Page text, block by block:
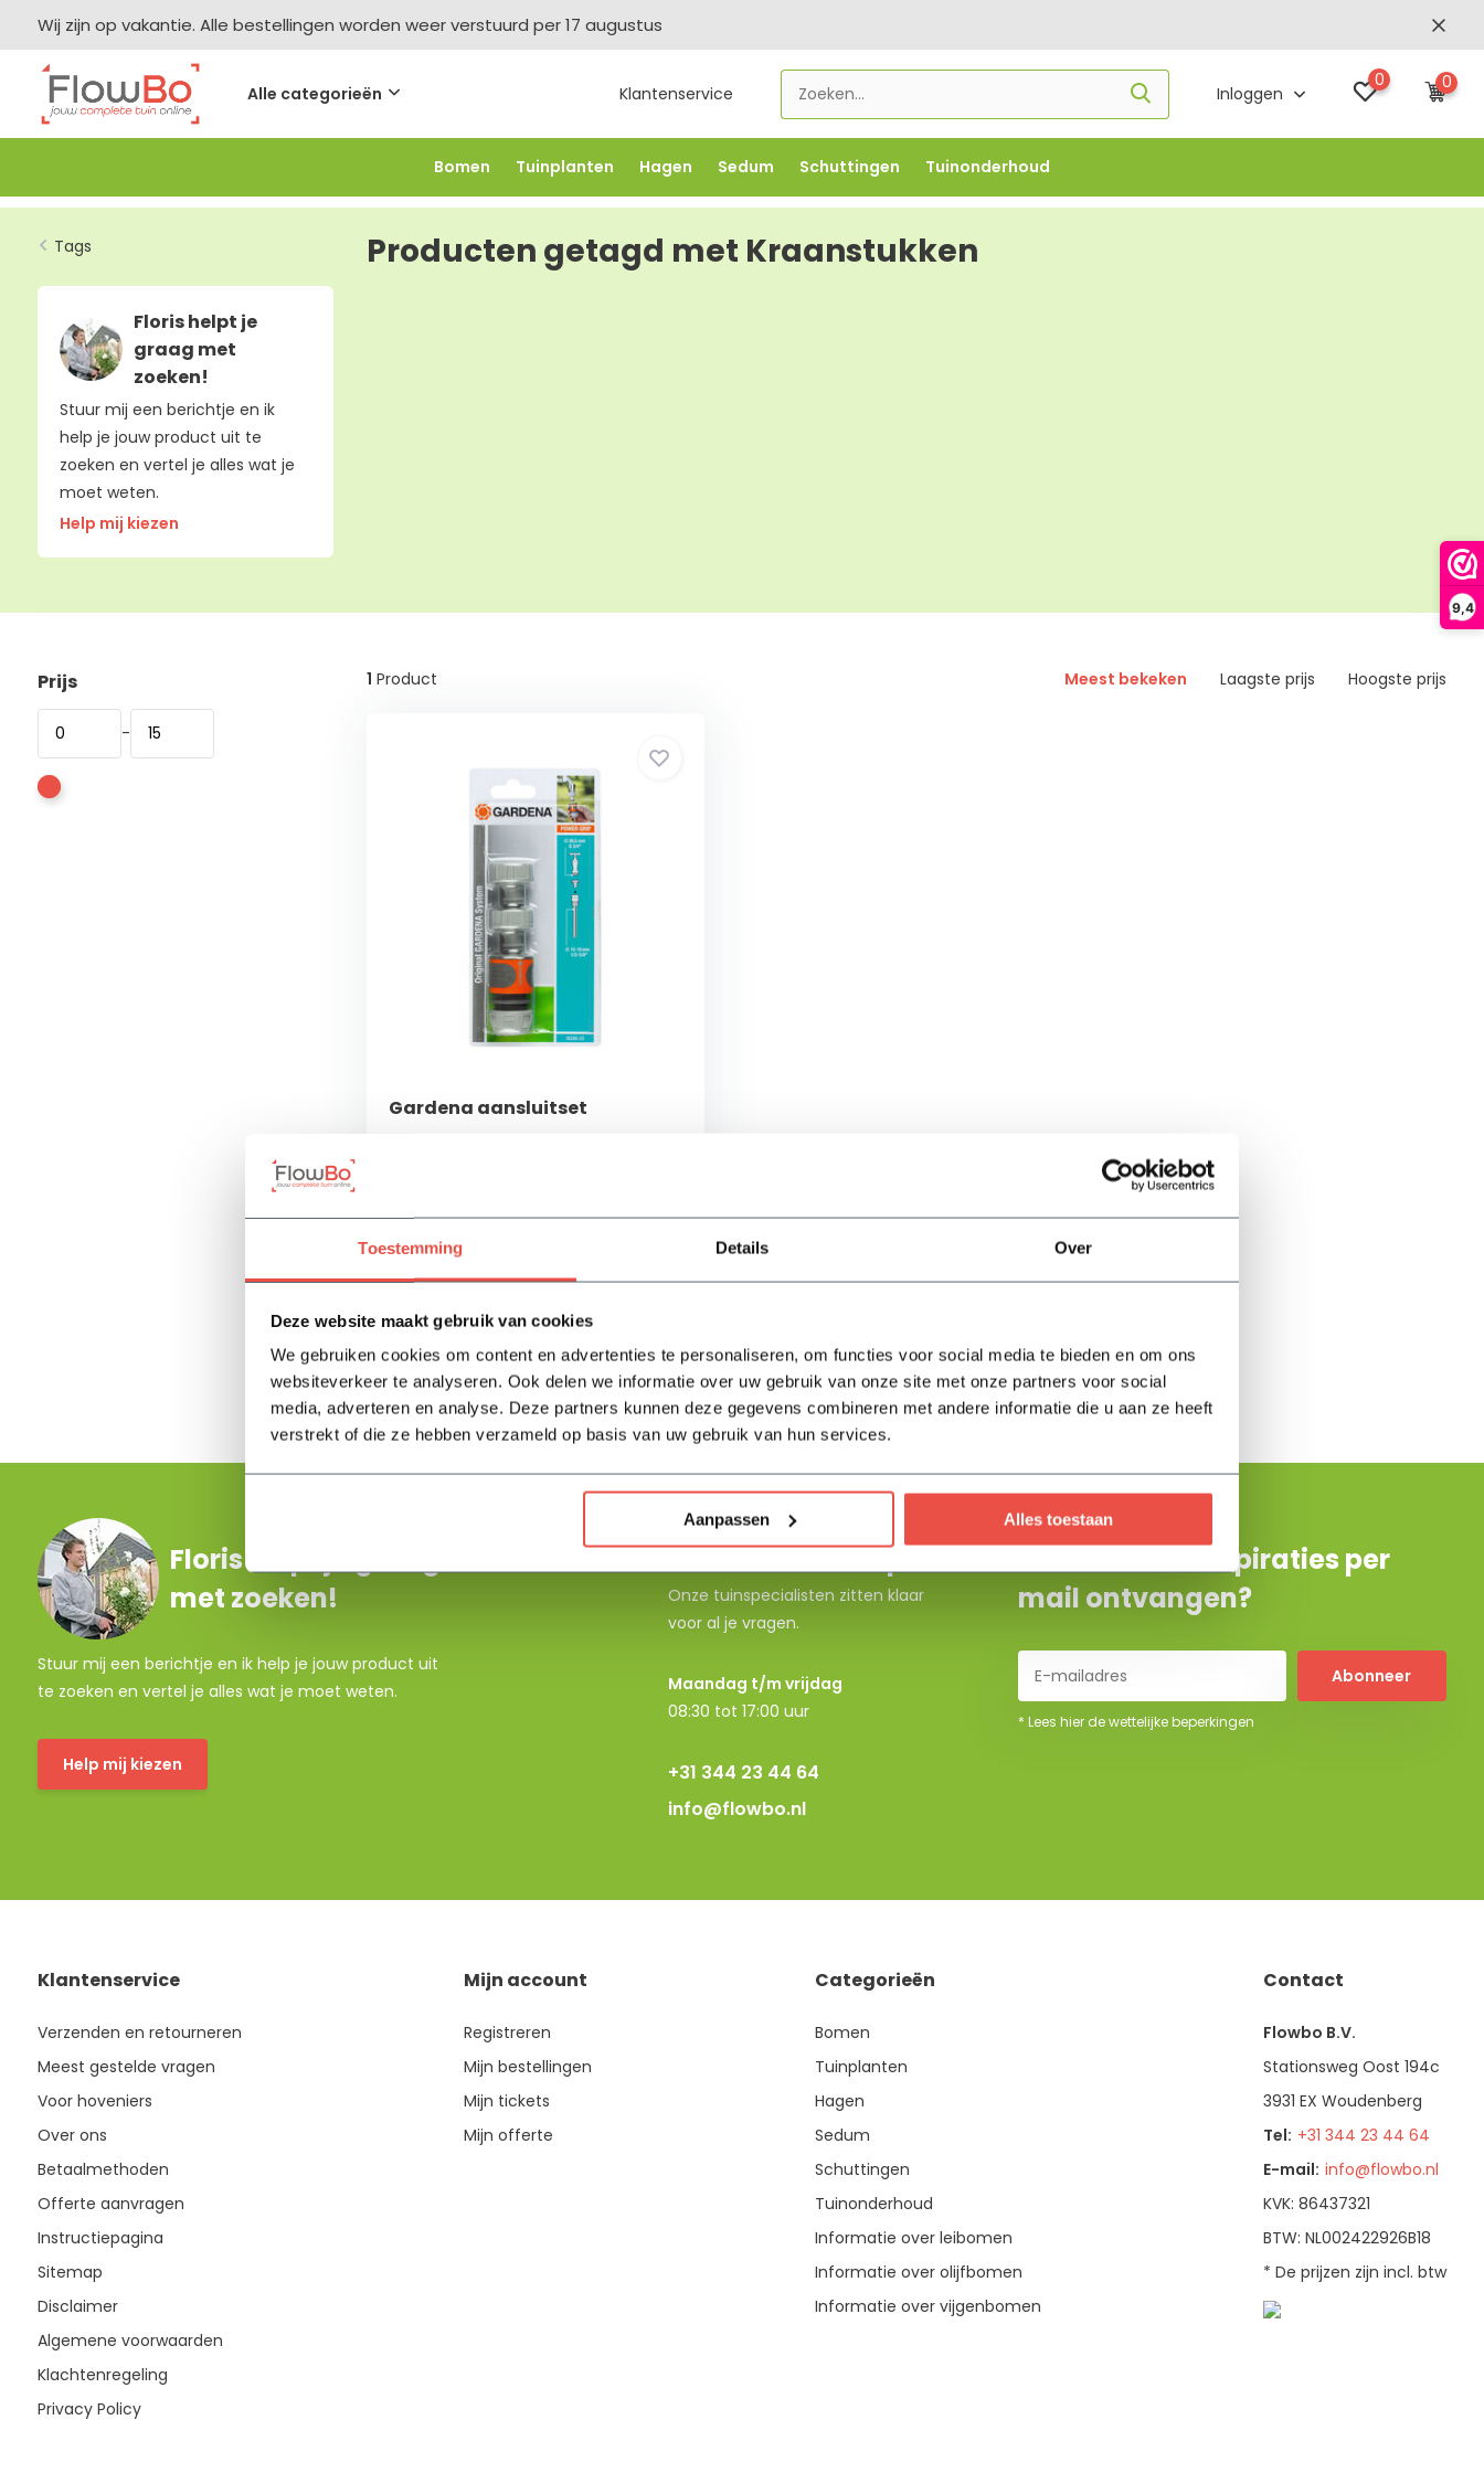
Toestemming Details Over
Deze website maakt gebruik van cookies
We gebruiken cookies om content en advertenties te personaliseren, om functies voor social media te bieden en om ons
websiteverkeer te analyseren. Ook delen we informatie over uw gebruik van onze site met onze partners voor social
media, adverteren en analyse. Deze partners kunnen deze gegevens combineren met andere informatie die u aan ze heeft
verstrekt of die ze hebben verzameld op basis van uw gebruik van hun services.
Aanpassen Alles toestaan
9,4
Wij zijn op vakantie. Alle bestellingen worden weer verstuurd per 17 augustus
Alle categorieën Klantenservice Inloggen
0 0
Bomen Tuinplanten Hagen Sedum Schuttingen Tuinonderhoud
-2,5% vanaf €250 -FLOWBO250 -5% vanaf €500 -FLOWBO500 -7,5% vanaf €1000 -
Tags
Floris helpt je
graag met
zoeken!
Stuur mij een berichtje en ik
help je jouw product uit te
zoeken en vertel je alles wat je
moet weten.
Help mij kiezen
Producten getagd met Kraanstukken
Prijs
-
1 Product Meest bekeken Laagste prijs Hoogste prijs
Gardena aansluitset
✓ Incl. een slangstuk
Op voorraad
13,25 Bekijken
Floris helpt je graag
met zoeken!
Stuur mij een berichtje en ik help je jouw product uit
te zoeken en vertel je alles wat je moet weten.
Help mij kiezen
Neem contact op
Onze tuinspecialisten zitten klaar
voor al je vragen.
Maandag t/m vrijdag
08:30 tot 17:00 uur
+31 344 23 44 64
info@flowbo.nl
De beste tuininspiraties per
mail ontvangen?
Abonneer
* Lees hier de wettelijke beperkingen
Klantenservice
Verzenden en retourneren
Meest gestelde vragen
Voor hoveniers
Over ons
Betaalmethoden
Offerte aanvragen
Instructiepagina
Sitemap
Disclaimer
Algemene voorwaarden
Klachtenregeling
Privacy Policy
Mijn account
Registreren
Mijn bestellingen
Mijn tickets
Mijn offerte
Categorieën
Bomen
Tuinplanten
Hagen
Sedum
Schuttingen
Tuinonderhoud
Informatie over leibomen
Informatie over olijfbomen
Informatie over vijgenbomen
Contact
Flowbo B.V.
Stationsweg Oost 194c
3931 EX Woudenberg
Tel: +31 344 23 44 64
E-mail: info@flowbo.nl
KVK: 86437321
BTW: NL002422926B18
* De prijzen zijn incl. btw